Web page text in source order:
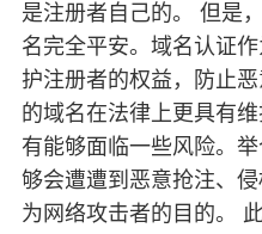
是注册者自己的。 但是
名完全平安。域名认证
护注册者的权益，防止
的域名在法律上更具有
有能够面临一些风险。
够会遭遭到恶意抢注、
为网络攻击者的目的。